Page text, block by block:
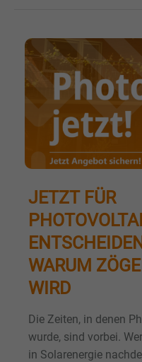
JETZT FÜR
WARUM
WIRD
Die Zeiten, in denen
wurde, sind vorbei.
in Solarenergie